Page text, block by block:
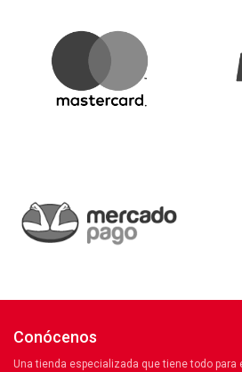
Conócenos
Una tienda especializada que tiene todo para